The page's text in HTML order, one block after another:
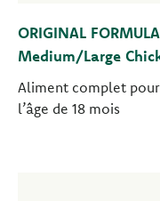
ORIGINAL
Medium/Large
Aliment complet pour
l’âge de 18 mois